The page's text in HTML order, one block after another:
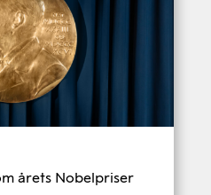
årets Nobelpriser